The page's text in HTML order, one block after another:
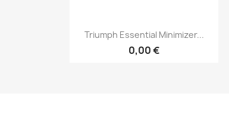
Vorschau
Triumph Essential Minimizer...
0,00 €